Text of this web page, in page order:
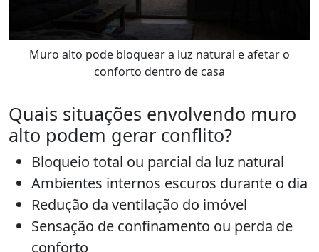
Muro alto pode bloquear a luz natural e afetar o
conforto dentro de casa
Quais situações envolvendo muro
alto podem gerar conflito?
Bloqueio total ou parcial da luz natural
Ambientes internos escuros durante o dia
Redução da ventilação do imóvel
Sensação de confinamento ou perda de
conforto